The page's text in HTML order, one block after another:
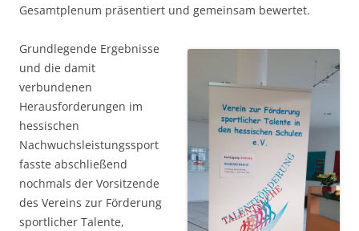
Gesamtplenum präsentiert und gemeinsam bewertet.
Grundlegende Ergebnisse
und die damit
verbundenen
Herausforderungen im
hessischen
Nachwuchsleistungssport
fasste abschließend
nochmals der Vorsitzende
des Vereins zur Förderung
sportlicher Talente,